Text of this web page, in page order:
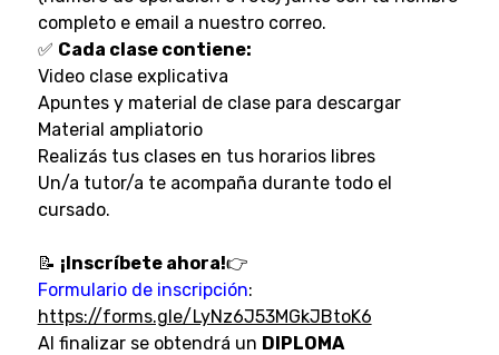
completo e email a nuestro correo.
✅ Cada clase contiene:
Video clase explicativa
Apuntes y material de clase para descargar
Material ampliatorio
Realizás tus clases en tus horarios libres
Un/a tutor/a te acompaña durante todo el
cursado.
📝 ¡Inscríbete ahora!👉
Formulario de inscripción:
https://forms.gle/LyNz6J53MGkJBtoK6
Al finalizar se obtendrá un DIPLOMA